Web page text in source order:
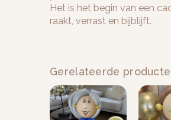
Het is het begin van een
raakt, verrast en bijblijft.
Gerelateerde